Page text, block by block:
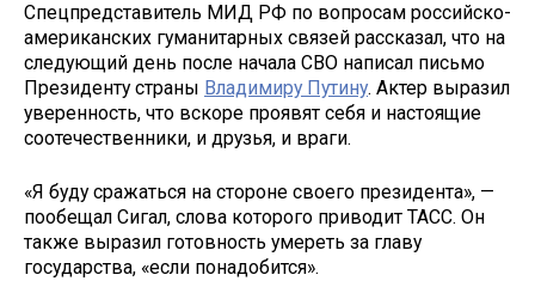
Спецпредставитель МИД РФ по вопросам российско-
американских гуманитарных связей рассказал, что на
следующий день после начала СВО написал письмо
Президенту страны Владимиру Путину. Актер выразил
уверенность, что вскоре проявят себя и настоящие
соотечественники, и друзья, и враги.
«Я буду сражаться на стороне своего президента», —
пообещал Сигал, слова которого приводит ТАСС. Он
также выразил готовность умереть за главу
государства, «если понадобится».